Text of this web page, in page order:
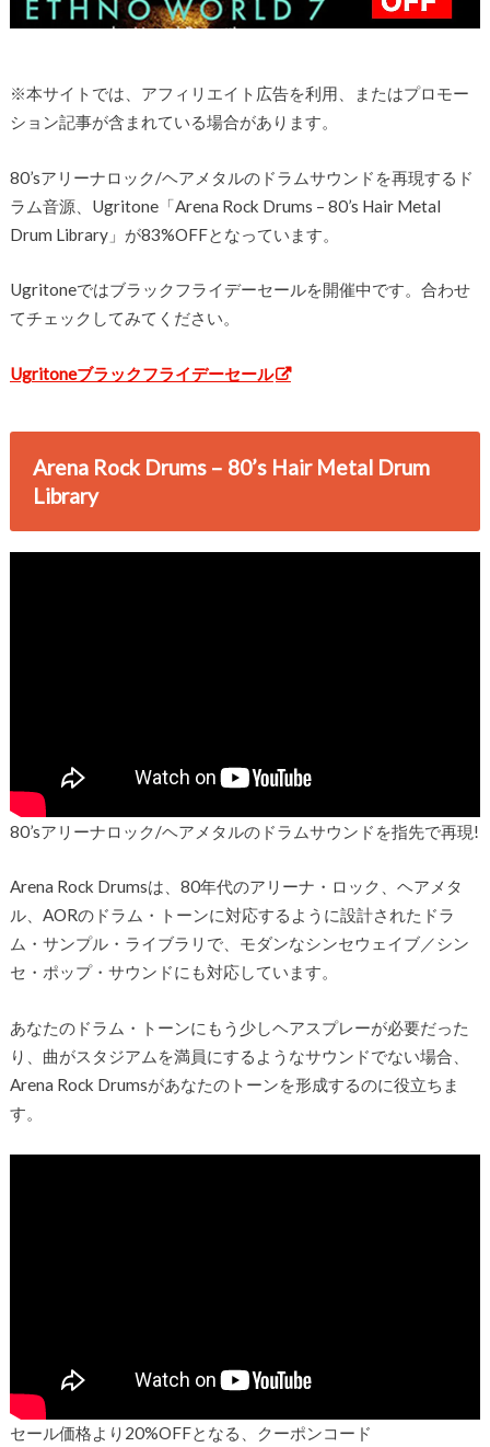
※本サイトでは、アフィリエイト広告を利用、またはプロモー
ション記事が含まれている場合があります。
80’sアリーナロック/ヘアメタルのドラムサウンドを再現するド
ラム音源、Ugritone「Arena Rock Drums – 80’s Hair Metal
Drum Library」が83%OFFとなっています。
Ugritoneではブラックフライデーセールを開催中です。合わせ
てチェックしてみてください。
Ugritoneブラックフライデーセール
Arena Rock Drums – 80’s Hair Metal Drum
Library
80’sアリーナロック/ヘアメタルのドラムサウンドを指先で再現!
Arena Rock Drumsは、80年代のアリーナ・ロック、ヘアメタ
ル、AORのドラム・トーンに対応するように設計されたドラ
ム・サンプル・ライブラリで、モダンなシンセウェイブ／シン
セ・ポップ・サウンドにも対応しています。
あなたのドラム・トーンにもう少しヘアスプレーが必要だった
り、曲がスタジアムを満員にするようなサウンドでない場合、
Arena Rock Drumsがあなたのトーンを形成するのに役立ちま
す。
セール価格より20%OFFとなる、クーポンコード